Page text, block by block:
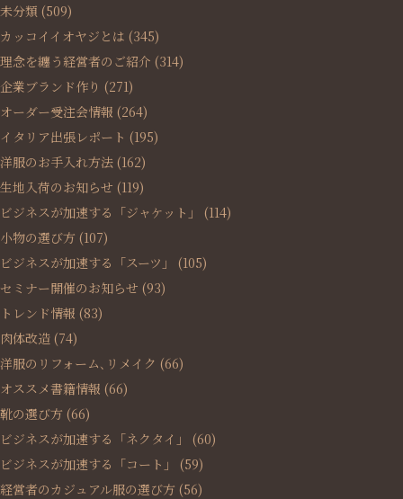
未分類 (509)
カッコイイオヤジとは (345)
理念を纏う経営者のご紹介 (314)
企業ブランド作り (271)
オーダー受注会情報 (264)
イタリア出張レポート (195)
洋服のお手入れ方法 (162)
生地入荷のお知らせ (119)
ビジネスが加速する「ジャケット」
(114)
小物の選び方 (107)
ビジネスが加速する「スーツ」
(105)
セミナー開催のお知らせ (93)
トレンド情報 (83)
肉体改造 (74)
洋服のリフォーム､リメイク (66)
オススメ書籍情報 (66)
靴の選び方 (66)
ビジネスが加速する「ネクタイ」
(60)
ビジネスが加速する「コート」
(59)
経営者のカジュアル服の選び方 (56)